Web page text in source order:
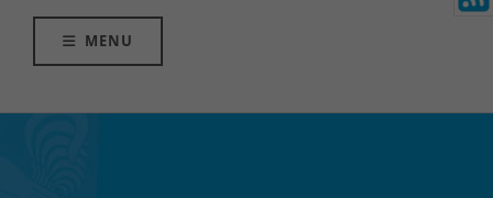
MENU